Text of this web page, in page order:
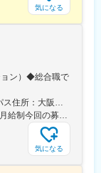
作りアプローチシ
活発な為、今後も
や専門機関なの
近な国の施策につ
具体的な提案まで
ます。また、世の
に左右されずに安
気になる
ョン）◆総合職で
＜勤務地詳細＞追手門学院大学総持寺キャンパス住所：大阪府茨木市太田東芝町1-1 受動喫煙対策：屋内全面禁煙変更の範囲：会社の定める事業所
＜予定年収＞450万円～600万円＜賃金形態＞月給制今回の募集における初年度の最低保証額です。経験年数によって決定します。＜賃金内訳＞月額（基本給）：262,900円～328,700円＜月給＞262,900円～328,700円＜昇給有無＞有＜残業手当＞有＜給与補足＞年収は賞与込(※残業代は含まれていません。)賞与は今年度実績で年間5ヶ月分支給されています。賃金はあくまでも目安の金額であり、選考を通じて上下する可能性があります。月給(月額)は固定手当を含めた表記です。
気になる